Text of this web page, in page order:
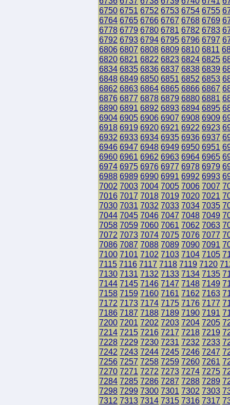
6750 6751 6752 6753 6754 6755
6764 6765 6766 6767 6768 6769
6778 6779 6780 6781 6782 6783
6792 6793 6794 6795 6796 6797
6806 6807 6808 6809 6810 6811
6820 6821 6822 6823 6824 6825
6834 6835 6836 6837 6838 6839
6848 6849 6850 6851 6852 6853
6862 6863 6864 6865 6866 6867
6876 6877 6878 6879 6880 6881
6890 6891 6892 6893 6894 6895
6904 6905 6906 6907 6908 6909
6918 6919 6920 6921 6922 6923
6932 6933 6934 6935 6936 6937
6946 6947 6948 6949 6950 6951
6960 6961 6962 6963 6964 6965
6974 6975 6976 6977 6978 6979
6988 6989 6990 6991 6992 6993
7002 7003 7004 7005 7006 7007
7016 7017 7018 7019 7020 7021
7030 7031 7032 7033 7034 7035
7044 7045 7046 7047 7048 7049
7058 7059 7060 7061 7062 7063
7072 7073 7074 7075 7076 7077
7086 7087 7088 7089 7090 7091
7100 7101 7102 7103 7104 7105
7115 7116 7117 7118 7119 7120
7130 7131 7132 7133 7134 7135
7144 7145 7146 7147 7148 7149
7158 7159 7160 7161 7162 7163
7172 7173 7174 7175 7176 7177
7186 7187 7188 7189 7190 7191
7200 7201 7202 7203 7204 7205
7214 7215 7216 7217 7218 7219
7228 7229 7230 7231 7232 7233
7242 7243 7244 7245 7246 7247
7256 7257 7258 7259 7260 7261
7270 7271 7272 7273 7274 7275
7284 7285 7286 7287 7288 7289
7298 7299 7300 7301 7302 7303
7312 7313 7314 7315 7316 7317